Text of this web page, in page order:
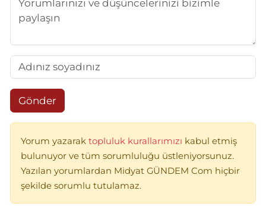
Gönder
Yorum yazarak topluluk kurallarımızı kabul etmiş
bulunuyor ve tüm sorumluluğu üstleniyorsunuz.
Yazılan yorumlardan Midyat GÜNDEM Com hiçbir
şekilde sorumlu tutulamaz.